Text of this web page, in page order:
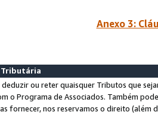
Anexo 3:
Tributária
deduzir ou reter quaisquer Tributos que
o Programa de Associados. Também
fornecer, nos reservamos o direito (além